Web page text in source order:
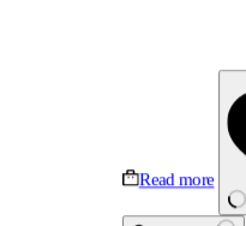
Read more